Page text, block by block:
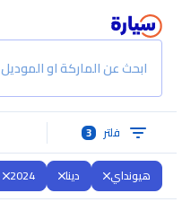
ابحث عن الماركة او الموديل
فلتر 3
هيونداي دينا 2024